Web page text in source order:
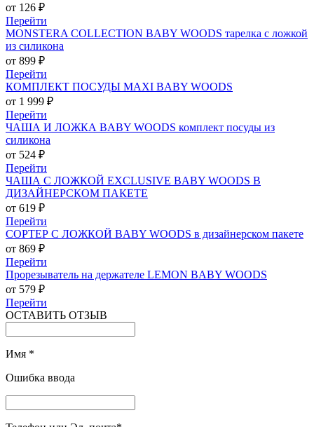
от 126 ₽
Перейти
MONSTERA COLLECTION BABY WOODS тарелка с ложкой
из силикона
от 899 ₽
Перейти
КОМПЛЕКТ ПОСУДЫ MAXI BABY WOODS
от 1 999 ₽
Перейти
ЧАША И ЛОЖКА BABY WOODS комплект посуды из
силикона
от 524 ₽
Перейти
ЧАША С ЛОЖКОЙ EXCLUSIVE BABY WOODS В
ДИЗАЙНЕРСКОМ ПАКЕТЕ
от 619 ₽
Перейти
СОРТЕР С ЛОЖКОЙ BABY WOODS в дизайнерском пакете
от 869 ₽
Перейти
Прорезыватель на держателе LEMON BABY WOODS
от 579 ₽
Перейти
ОСТАВИТЬ ОТЗЫВ
Имя *
Ошибка ввода